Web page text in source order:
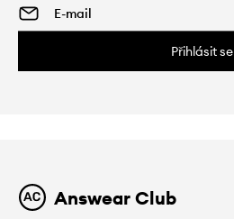
Přihlásit se
Answear Club